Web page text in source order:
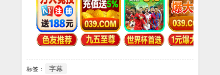
标签： 字幕